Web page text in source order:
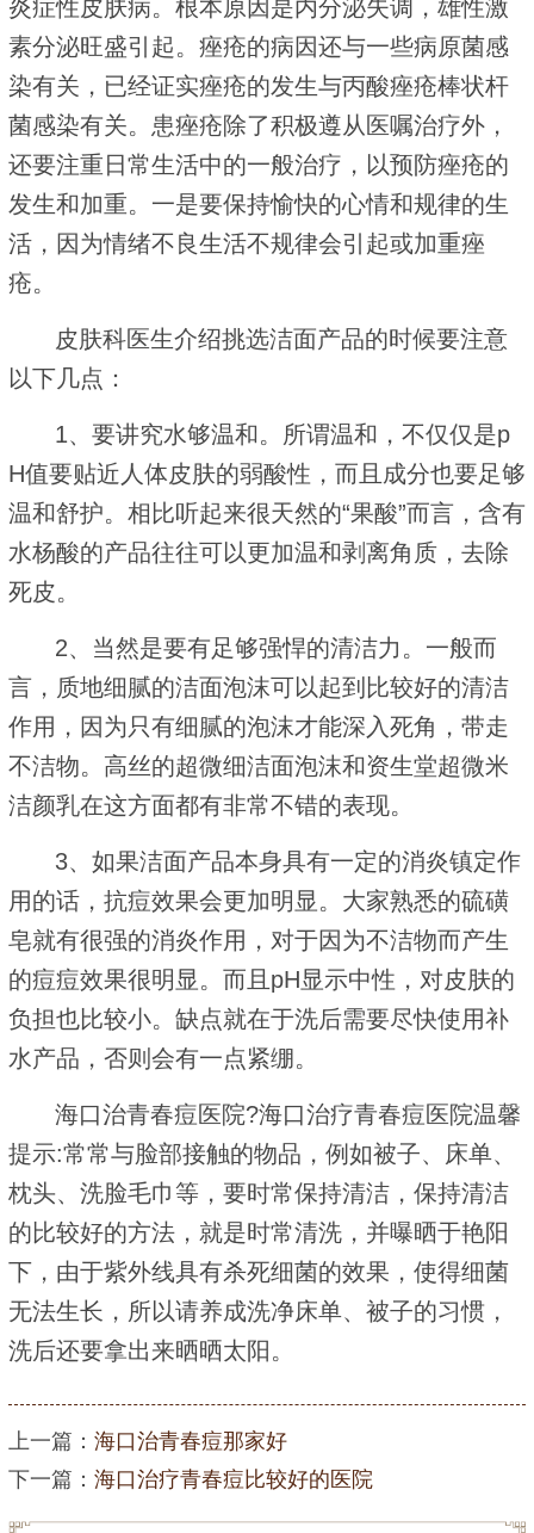
炎症性皮肤病。根本原因是内分泌失调，雄性激
素分泌旺盛引起。痤疮的病因还与一些病原菌感
染有关，已经证实痤疮的发生与丙酸痤疮棒状杆
菌感染有关。患痤疮除了积极遵从医嘱治疗外，
还要注重日常生活中的一般治疗，以预防痤疮的
发生和加重。一是要保持愉快的心情和规律的生
活，因为情绪不良生活不规律会引起或加重痤
疮。
皮肤科医生介绍挑选洁面产品的时候要注意
以下几点：
1、要讲究水够温和。所谓温和，不仅仅是p
H值要贴近人体皮肤的弱酸性，而且成分也要足够
温和舒护。相比听起来很天然的“果酸”而言，含有
水杨酸的产品往往可以更加温和剥离角质，去除
死皮。
2、当然是要有足够强悍的清洁力。一般而
言，质地细腻的洁面泡沫可以起到比较好的清洁
作用，因为只有细腻的泡沫才能深入死角，带走
不洁物。高丝的超微细洁面泡沫和资生堂超微米
洁颜乳在这方面都有非常不错的表现。
3、如果洁面产品本身具有一定的消炎镇定作
用的话，抗痘效果会更加明显。大家熟悉的硫磺
皂就有很强的消炎作用，对于因为不洁物而产生
的痘痘效果很明显。而且pH显示中性，对皮肤的
负担也比较小。缺点就在于洗后需要尽快使用补
水产品，否则会有一点紧绷。
海口治青春痘医院?海口治疗青春痘医院温馨
提示:常常与脸部接触的物品，例如被子、床单、
枕头、洗脸毛巾等，要时常保持清洁，保持清洁
的比较好的方法，就是时常清洗，并曝晒于艳阳
下，由于紫外线具有杀死细菌的效果，使得细菌
无法生长，所以请养成洗净床单、被子的习惯，
洗后还要拿出来晒晒太阳。
上一篇： 海口治青春痘那家好
下一篇： 海口治疗青春痘比较好的医院